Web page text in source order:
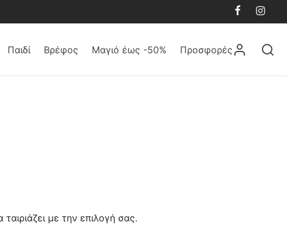
Παιδί Βρέφος Μαγιό έως -50% Προσφορές
με την επιλογή σας.